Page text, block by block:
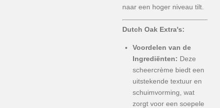
naar een hoger niveau tilt.
Dutch Oak Extra's:
Voordelen van de
Ingrediënten: Deze
scheercrème biedt een
uitstekende textuur en
schuimvorming, wat
zorgt voor een soepele